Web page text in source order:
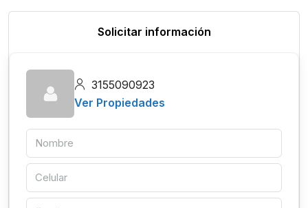
Solicitar información
3155090923
Ver Propiedades